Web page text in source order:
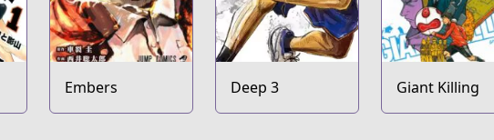
Embers Deep 3 Giant Killing